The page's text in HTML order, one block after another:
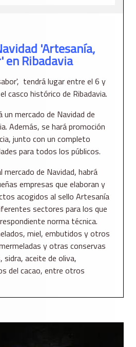
'Artesanía,
en Ribadavia
tendrá lugar entre el 6 y
casco histórico de Ribadavia.
un mercado de Navidad de
Además, se hará promoción
junto con un completo
para todos los públicos.
mercado de Navidad, habrá
empresas que elaboran y
acogidos al sello Artesanía
sectores para los que
norma técnica.
miel, embutidos y otros
y otras conservas
aceite de oliva,
del cacao, entre otros